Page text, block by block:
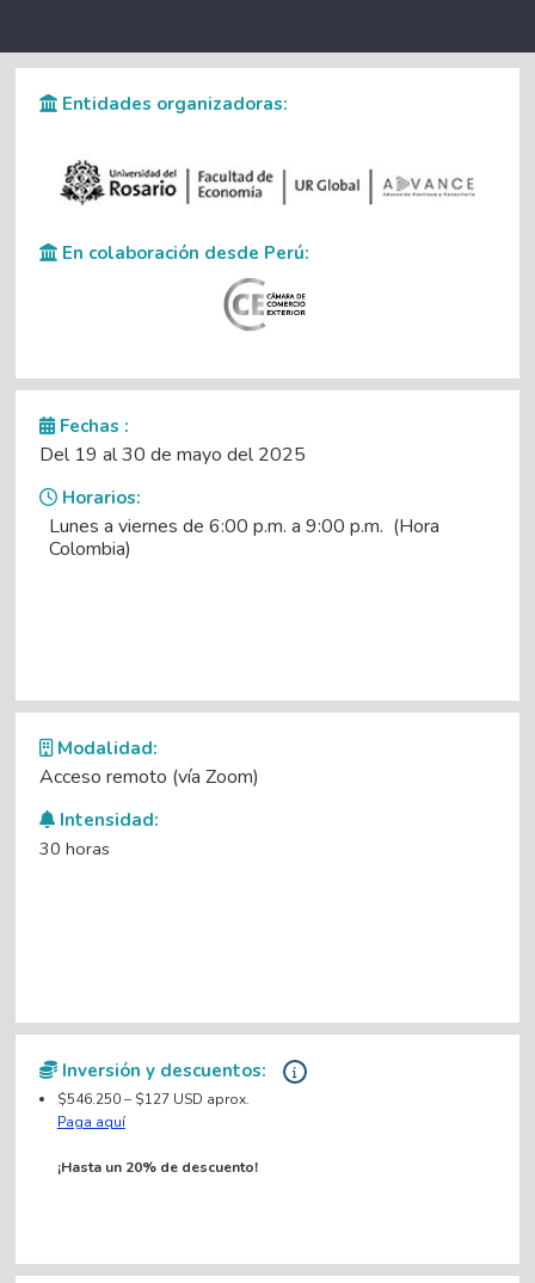
Entidades organizadoras:
En colaboración desde Perú:
Fechas :
Del 19 al 30 de mayo del 2025
Horarios:
Lunes a viernes de 6:00 p.m. a 9:00 p.m. (Hora
Colombia)
Modalidad:
Acceso remoto (vía Zoom)
Intensidad:
30 horas
Inversión y descuentos:
$546.250 – $127 USD aprox.
Paga aquí
¡Hasta un 20% de descuento!